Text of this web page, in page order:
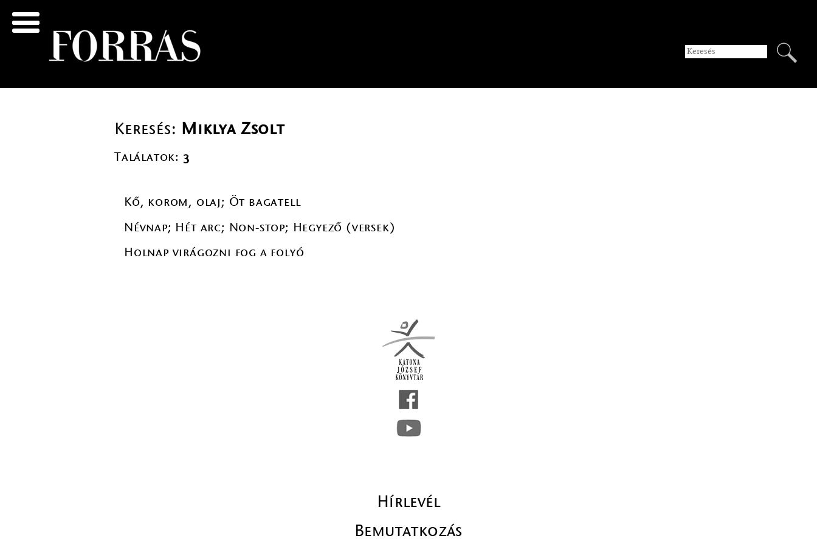
Keresés: Miklya Zsolt
Találatok: 3
Kő, korom, olaj; Öt bagatell
Névnap; Hét arc; Non-stop; Hegyező (versek)
Holnap virágozni fog a folyó
Hírlevél
Bemutatkozás